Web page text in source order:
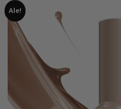
Ale!